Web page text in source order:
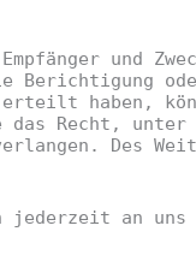
und
Berichtigung
haben,
Recht, unter
Des
jederzeit an uns